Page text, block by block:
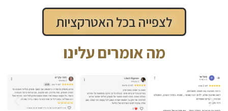
לצפייה בכל האטרקציות
מה אומרים עלינו